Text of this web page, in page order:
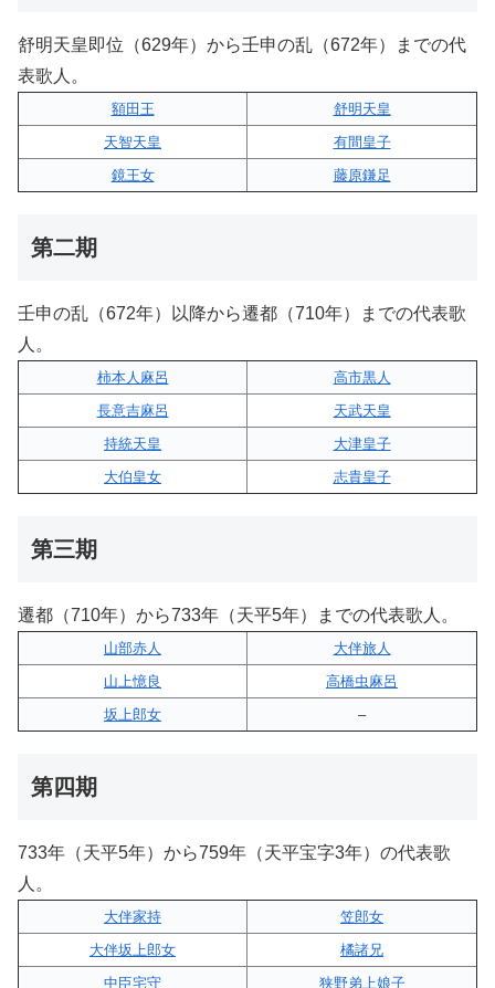
舒明天皇即位（629年）から壬申の乱（672年）までの代
表歌人。
額田王
舒明天皇
天智天皇
有間皇子
鏡王女
藤原鎌足
第二期
壬申の乱（672年）以降から遷都（710年）までの代表歌
人。
柿本人麻呂
高市黒人
長意吉麻呂
天武天皇
持統天皇
大津皇子
大伯皇女
志貴皇子
第三期
遷都（710年）から733年（天平5年）までの代表歌人。
山部赤人
大伴旅人
山上憶良
高橋虫麻呂
坂上郎女
–
第四期
733年（天平5年）から759年（天平宝字3年）の代表歌
人。
大伴家持
笠郎女
大伴坂上郎女
橘諸兄
中臣宅守
狭野弟上娘子